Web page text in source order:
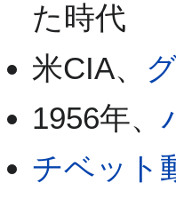
た時代
米CIA、
1956年、
チベット